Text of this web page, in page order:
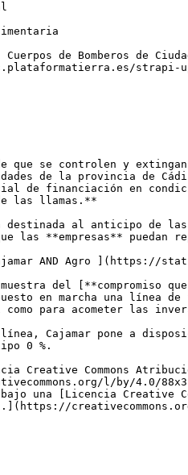
de Bomberos de
strapi-
que se controlen y
de la provincia de
de financiación en
las llamas.**
destinada al anticipo de las
las **empresas** puedan
AND Agro ](https://
muestra del [**compromiso
en marcha una línea
como para acometer las
Cajamar pone a
0 %.
Creative Commons
l/by/4.0/
una [Licencia Creative